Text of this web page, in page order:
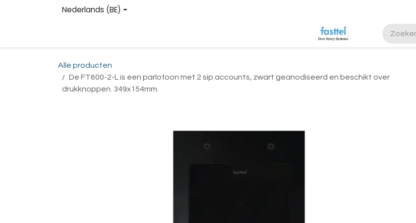
Overslaan naar inhoudNederlands (BE)
Alle producten
De FT600-2-L is een parlofoon met 2 sip accounts, zwart geanodiseerd en beschikt over
drukknoppen. 349x154mm.